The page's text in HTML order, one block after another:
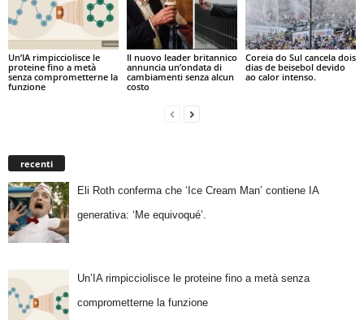
Un’IA rimpicciolisce le
proteine fino a metà
senza comprometterne la
funzione
Il nuovo leader britannico
annuncia un’ondata di
cambiamenti senza alcun
costo
Coreia do Sul cancela dois
dias de beisebol devido
ao calor intenso.
recenti
Eli Roth conferma che ‘Ice Cream Man’ contiene IA
generativa: ‘Me equivoqué’.
Un’IA rimpicciolisce le proteine fino a metà senza
comprometterne la funzione